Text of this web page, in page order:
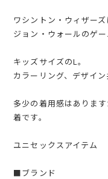
ワシントン・ウィザー
ジョン・ウォールのゲ
キッズサイズのL。
カラーリング、デザイ
多少の着用感はありま
着です。
ユニセックスアイテム
■ブランド